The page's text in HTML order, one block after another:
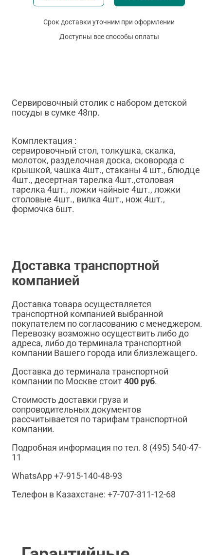
Срок доставки уточним при оформлении
Доступны все способы оплаты
Сервировочный столик с набором детской
посуды в сумке 48пр.
Комплектация :
сервировочный стол, толкушка, скалка,
молоток, разделочная доска, сковорода с
крышкой, чашка 4шт., стаканы 4 шт., блюдце
4шт., десертная тарелка 4шт.,столовая
тарелка 4шт., ложки чайные 4шт., ложки
столовые 4шт., вилка 4шт., нож 4шт.,
формочка 6шт.
Доставка транспортной
компанией
Доставка товара осуществляется
транспортной компанией выбранной
покупателем по согласованию с менеджером.
Перевозку возможно осуществить либо до
адреса, либо до терминала транспортной
компании Вашего города или близлежащего.
Доставка до терминала транспортной
компании по Москве стоит400 руб.
Стоимость доставки груза и
сопроводительных документов
рассчитывается по тарифам транспортной
компании.
Подробная информация по тел. 8 (495) 540-47-
11
WhatsApp +7-915-140-48-93
Телефон в Казахстане: +7-707-311-12-68